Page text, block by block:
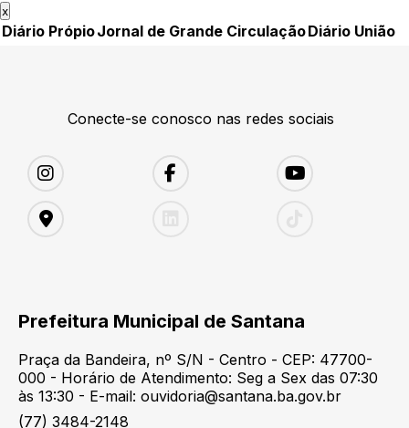
x
Diário PrópioJornal de Grande CirculaçãoDiário União
Conecte-se conosco nas redes sociais
Prefeitura Municipal de Santana
Praça da Bandeira, nº S/N - Centro - CEP: 47700-
000 - Horário de Atendimento: Seg a Sex das 07:30
às 13:30 - E-mail: ouvidoria@santana.ba.gov.br
(77) 3484-2148